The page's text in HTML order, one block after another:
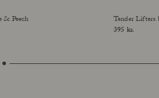
& Peech
Tender Lifters
Price
395 kr.